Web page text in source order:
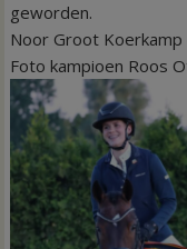
geworden.
Noor Groot
Foto kampioen Roos